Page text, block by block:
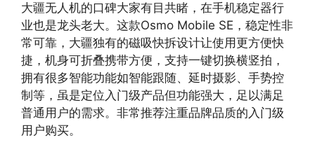
大疆无人机的口碑大家有目共睹，在手机稳定器行
业也是龙头老大。这款Osmo Mobile SE，稳定性非
常可靠，大疆独有的磁吸快拆设计让使用更方便快
捷，机身可折叠携带方便，支持一键切换横竖拍，
拥有很多智能功能如智能跟随、延时摄影、手势控
制等，虽是定位入门级产品但功能强大，足以满足
普通用户的需求。非常推荐注重品牌品质的入门级
用户购买。